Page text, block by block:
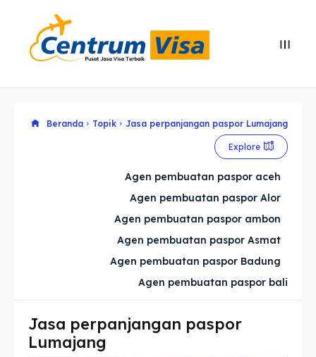
Cari
Cari
Explore our destinations
Imta
Explore our destinations
Imta
Beranda Topik Jasa perpanjangan paspor Lumajang
Explore
Agen pembuatan paspor aceh
Agen pembuatan paspor Alor
Agen pembuatan paspor ambon
Agen pembuatan paspor Asmat
Agen pembuatan paspor Badung
Agen pembuatan paspor bali
Jasa perpanjangan paspor
Lumajang